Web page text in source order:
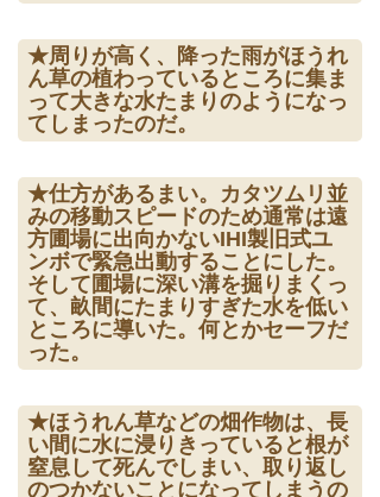
★周りが高く、降った雨がほうれ
ん草の植わっているところに集ま
って大きな水たまりのようになっ
てしまったのだ。
★仕方があるまい。カタツムリ並
みの移動スピードのため通常は遠
方圃場に出向かないIHI製旧式ユ
ンボで緊急出動することにした。
そして圃場に深い溝を掘りまくっ
て、畝間にたまりすぎた水を低い
ところに導いた。何とかセーフだ
った。
★ほうれん草などの畑作物は、長
い間に水に浸りきっていると根が
窒息して死んでしまい、取り返し
のつかないことになってしまうの